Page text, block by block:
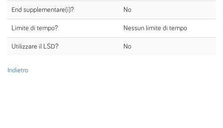
End supplementare(i)? No
Limite di tempo? Nessun limite di tempo
Utilizzare il LSD? No
Indietro